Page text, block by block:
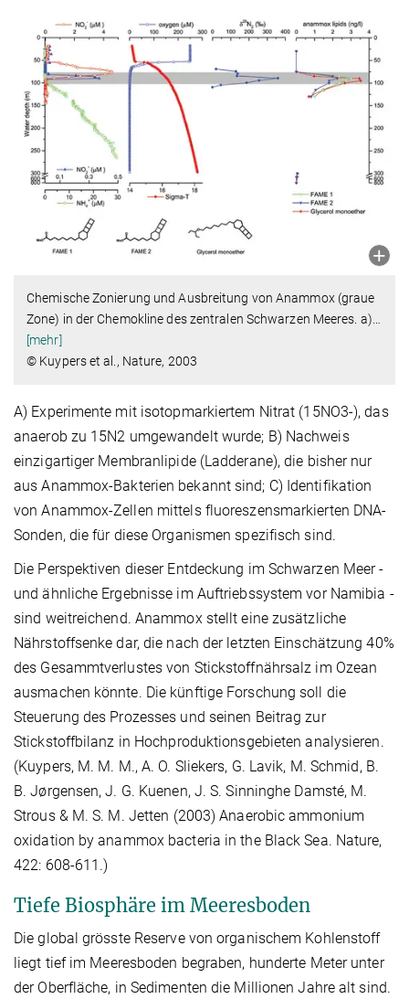
Chemische Zonierung und Ausbreitung von Anammox (graue
Zone) in der Chemokline des zentralen Schwarzen Meeres. a)…
[mehr]
© Kuypers et al., Nature, 2003
A) Experimente mit isotopmarkiertem Nitrat (15NO3-), das
anaerob zu 15N2 umgewandelt wurde; B) Nachweis
einzigartiger Membranlipide (Ladderane), die bisher nur
aus Anammox-Bakterien bekannt sind; C) Identifikation
von Anammox-Zellen mittels fluoreszensmarkierten DNA-
Sonden, die für diese Organismen spezifisch sind.
Die Perspektiven dieser Entdeckung im Schwarzen Meer -
und ähnliche Ergebnisse im Auftriebssystem vor Namibia -
sind weitreichend. Anammox stellt eine zusätzliche
Nährstoffsenke dar, die nach der letzten Einschätzung 40%
des Gesammtverlustes von Stickstoffnährsalz im Ozean
ausmachen könnte. Die künftige Forschung soll die
Steuerung des Prozesses und seinen Beitrag zur
Stickstoffbilanz in Hochproduktionsgebieten analysieren.
(Kuypers, M. M. M., A. O. Sliekers, G. Lavik, M. Schmid, B.
B. Jørgensen, J. G. Kuenen, J. S. Sinninghe Damsté, M.
Strous & M. S. M. Jetten (2003) Anaerobic ammonium
oxidation by anammox bacteria in the Black Sea. Nature,
422: 608-611.)
Tiefe Biosphäre im Meeresboden
Die global grösste Reserve von organischem Kohlenstoff
liegt tief im Meeresboden begraben, hunderte Meter unter
der Oberfläche, in Sedimenten die Millionen Jahre alt sind.